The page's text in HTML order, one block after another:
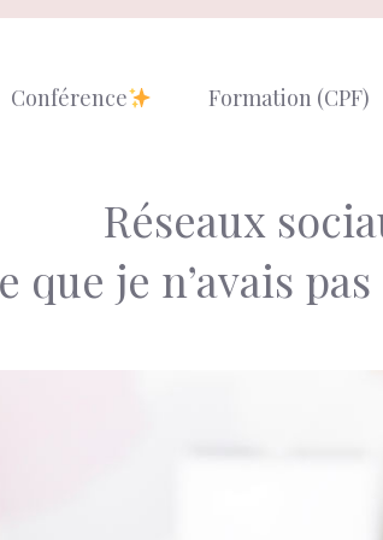
Conférence Formation (CPF)
Réseaux
que je n’avais